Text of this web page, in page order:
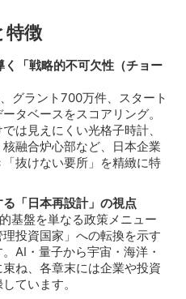
特徴
「戦略的不可欠性（チョー
グラント700万件、スタート
タベースをスコアリング。
は見えにくい光格子時計、
融合炉心部など、日本企業
抜けない要所」を精緻に特
「日本再設計」の視点
基盤を単なる政策メニュー
投資国家」への転換を示す
AI・量子から宇宙・海洋・
ね、各章末には企業や投資
ています。